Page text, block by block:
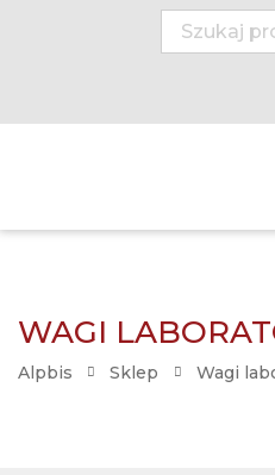
WAGI
Alpbis Sklep Wagi